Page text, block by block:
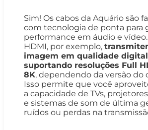
Sim! Os cabos da Aquário são
com tecnologia de ponta para
performance em áudio e
HDMI, por exemplo,
imagem em qualidade
suportando resoluções Full
8K, dependendo da versão do
Isso permite que você
a capacidade de TVs,
e sistemas de som de última
ruídos ou perdas na